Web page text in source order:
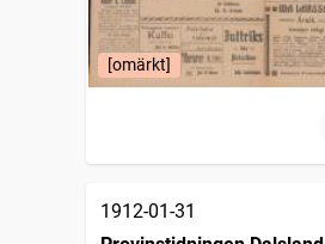
[omärkt]
1912-01-31